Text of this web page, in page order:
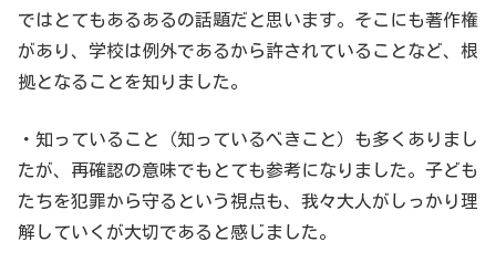
ではとてもあるあるの話題だと思います。そこにも著作権
があり、学校は例外であるから許されていることなど、根
拠となることを知りました。
・知っていること（知っているべきこと）も多くありまし
たが、再確認の意味でもとても参考になりました。子ども
たちを犯罪から守るという視点も、我々大人がしっかり理
解していくが大切であると感じました。